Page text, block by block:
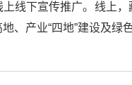
线下宣传推广。线上
、产业“四地”建设及